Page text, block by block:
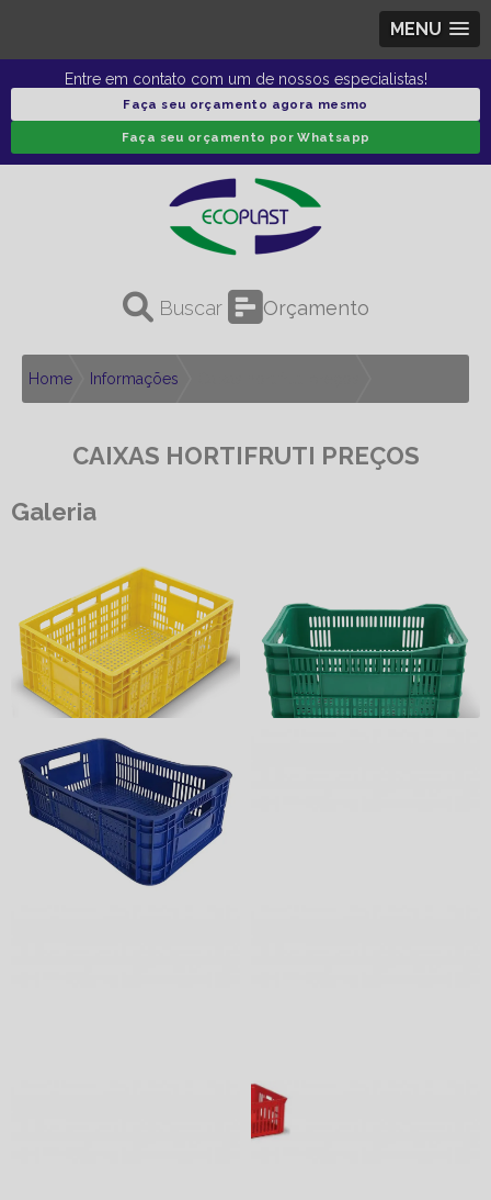
MENU
Entre em contato com um de nossos especialistas!
Faça seu orçamento agora mesmo
Faça seu orçamento por Whatsapp
Orçamento
Home Informações
CAIXAS HORTIFRUTI PREÇOS
Galeria